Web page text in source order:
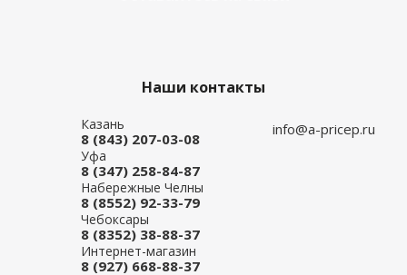
Наши контакты
Казань
8 (843) 207-03-08
Уфа
8 (347) 258-84-87
Набережные Челны
8 (8552) 92-33-79
Чебоксары
8 (8352) 38-88-37
Интернет-магазин
8 (927) 668-88-37
info@a-pricep.ru